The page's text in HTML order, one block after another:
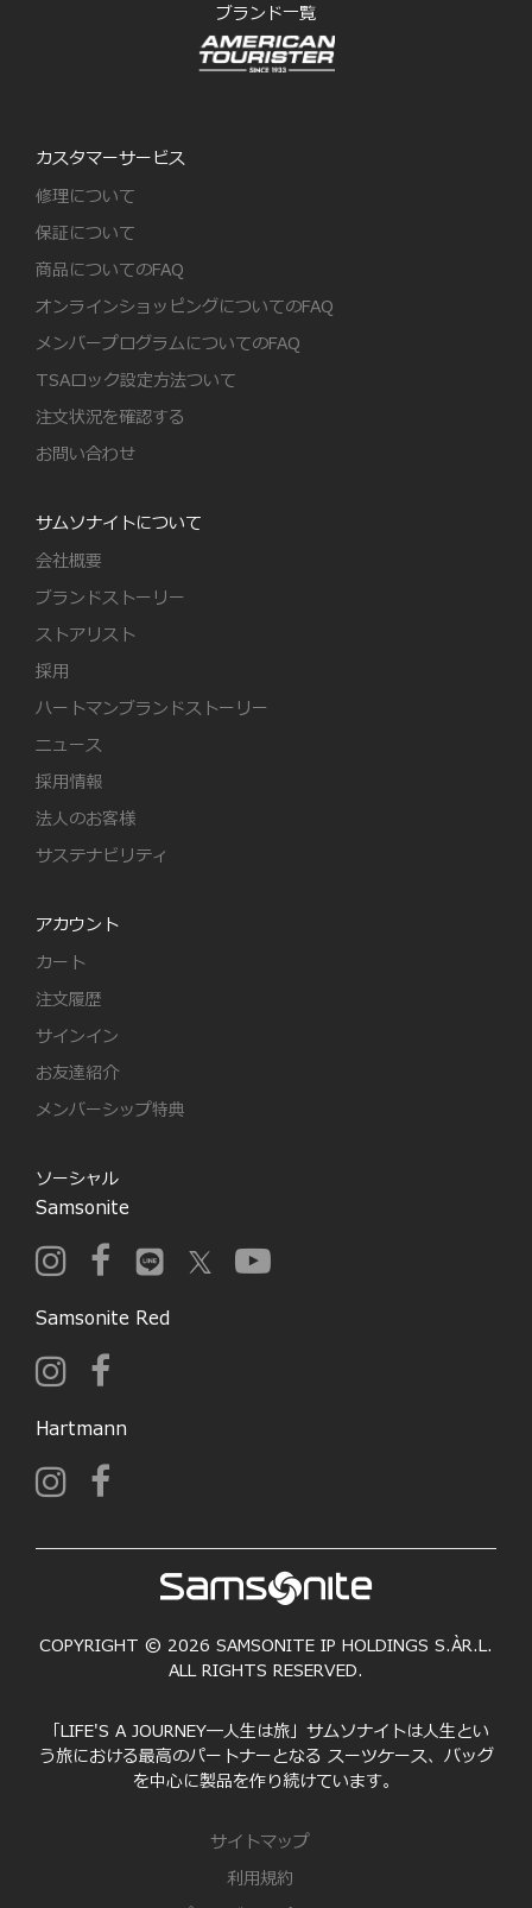
ブランド一覧
カスタマーサービス
修理について
保証について
商品についてのFAQ
オンラインショッピングについてのFAQ
メンバープログラムについてのFAQ
TSAロック設定方法ついて
注文状況を確認する
お問い合わせ
サムソナイトについて
会社概要
ブランドストーリー
ストアリスト
採用
ハートマンブランドストーリー
ニュース
採用情報
法人のお客様
サステナビリティ
アカウント
カート
注文履歴
サインイン
お友達紹介
メンバーシップ特典
ソーシャル
Samsonite
Samsonite Red
Hartmann
COPYRIGHT © 2026 SAMSONITE IP HOLDINGS S.ÀR.L.
ALL RIGHTS RESERVED.
「LIFE'S A JOURNEY―人生は旅」サムソナイトは人生とい
う旅における最高のパートナーとなる スーツケース、バッグ
を中心に製品を作り続けています。
サイトマップ
利用規約